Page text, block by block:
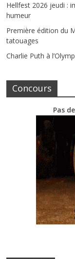
Hellfest 2026 jeudi :
humeur
Première édition du
tatouages
Charlie Puth à
Concours
Pas